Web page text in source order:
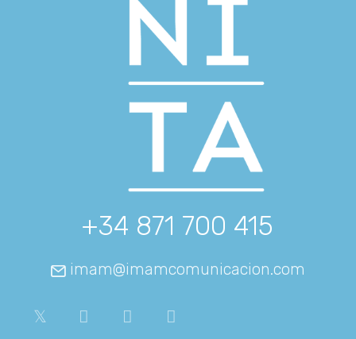
+34 871 700 415
imam@imamcomunicacion.com